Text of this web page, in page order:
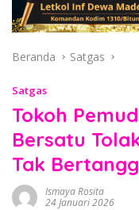
Beranda Satgas
Satgas
Tokoh
Bersatu
Tak
Ismaya Rosita
24 Januari 2026